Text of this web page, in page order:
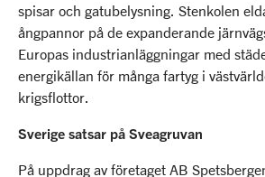
spisar och gatubelysning. Stenkolen
ångpannor på de expanderande
Europas industrianläggningar med
energikällan för många fartyg i
krigsflottor.
Sverige satsar på Sveagruvan
På uppdrag av företaget AB